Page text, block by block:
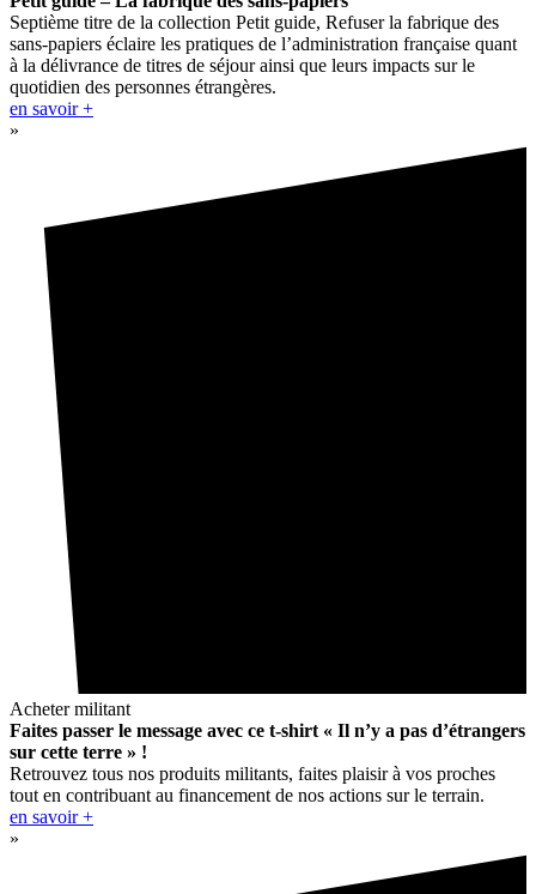
Septième titre de la collection Petit guide, Refuser la fabrique des
sans-papiers éclaire les pratiques de l’administration française quant
à la délivrance de titres de séjour ainsi que leurs impacts sur le
quotidien des personnes étrangères.
en savoir +
»
Acheter militant
Faites passer le message avec ce t-shirt « Il n’y a pas d’étrangers
sur cette terre » !
Retrouvez tous nos produits militants, faites plaisir à vos proches
tout en contribuant au financement de nos actions sur le terrain.
en savoir +
»